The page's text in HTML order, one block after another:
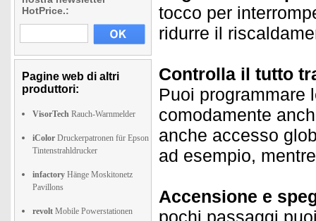
HotPrice.:
Pagine web di altri
produttori:
VisorTech Rauch-Warnmelder
iColor Druckerpatronen für Epson
Tintenstrahldrucker
infactory Hänge Moskitonetz
Pavillons
revolt Mobile Powerstationen
tocco per
ridurre il
Controlla il tutto
Puoi programmare
comodamente
anche accesso
ad esempio,
Accensione e
pochi passaggi